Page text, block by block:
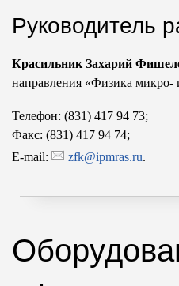
Руководитель
Красильник Захарий
направления «Физика микро-
Телефон: (831) 417 94 73;
Факс: (831) 417 94 74;
E-mail:
zfk@ipmras.ru.